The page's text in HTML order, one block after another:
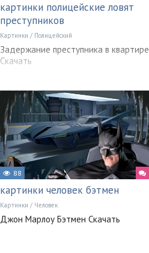
картинки полицейские ловят
преступников
Картинки / Полицейский
Задержание преступника в квартире
Скачать
88
картинки человек бэтмен
Картинки / Человек
Джон Марлоу Бэтмен Скачать